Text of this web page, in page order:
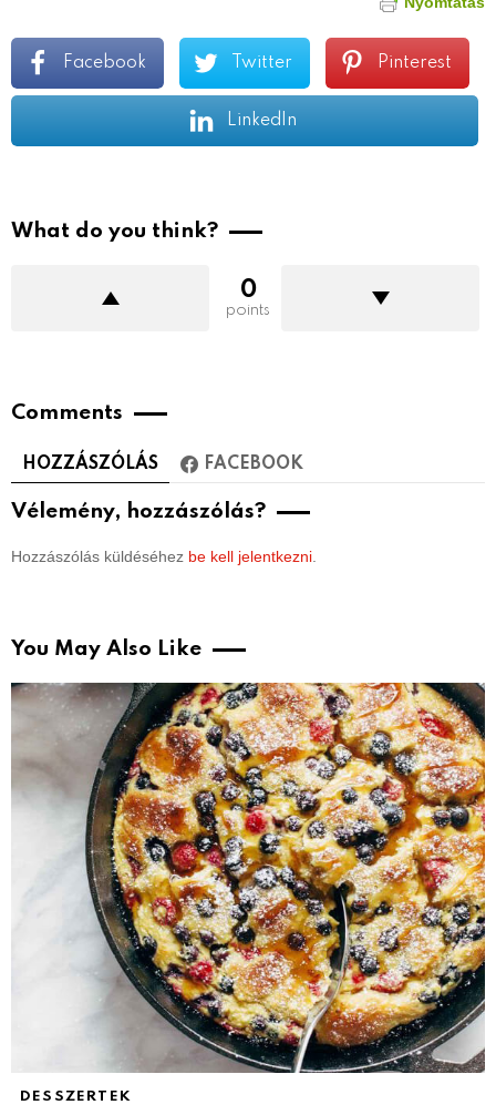
Facebook Twitter Pinterest
LinkedIn
What do you think?
0
points
Comments
HOZZÁSZÓLÁS FACEBOOK
Vélemény, hozzászólás?
Hozzászólás küldéséhez be kell jelentkezni
You May Also Like
DESSZERTEK